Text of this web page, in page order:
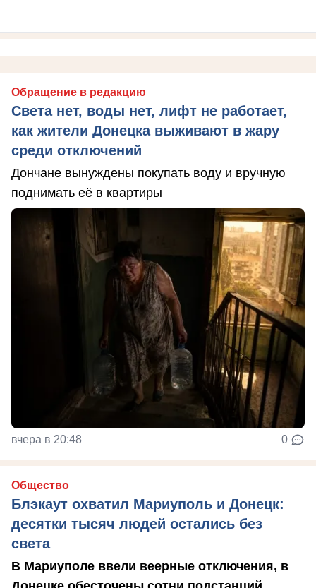
Обращение в редакцию
Света нет, воды нет, лифт не работает,
как жители Донецка выживают в жару
среди отключений
Дончане вынуждены покупать воду и вручную
поднимать её в квартиры
вчера в 20:48 0
Общество
Блэкаут охватил Мариуполь и Донецк:
десятки тысяч людей остались без
света
В Мариуполе ввели веерные отключения, в